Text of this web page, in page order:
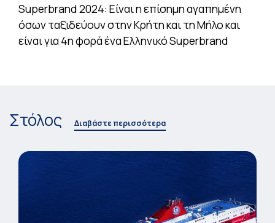
Superbrand 2024: Είναι η επίσημη αγαπημένη
όσων ταξιδεύουν στην Κρήτη και τη Μήλο και
είναι για 4η φορά ένα Ελληνικό Superbrand
Στόλος Διαβάστε περισσότερα